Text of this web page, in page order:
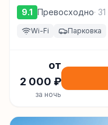
9.1 Превосходно· 31
Wi-Fi Парковка
от
2 000 ₽
за ночь